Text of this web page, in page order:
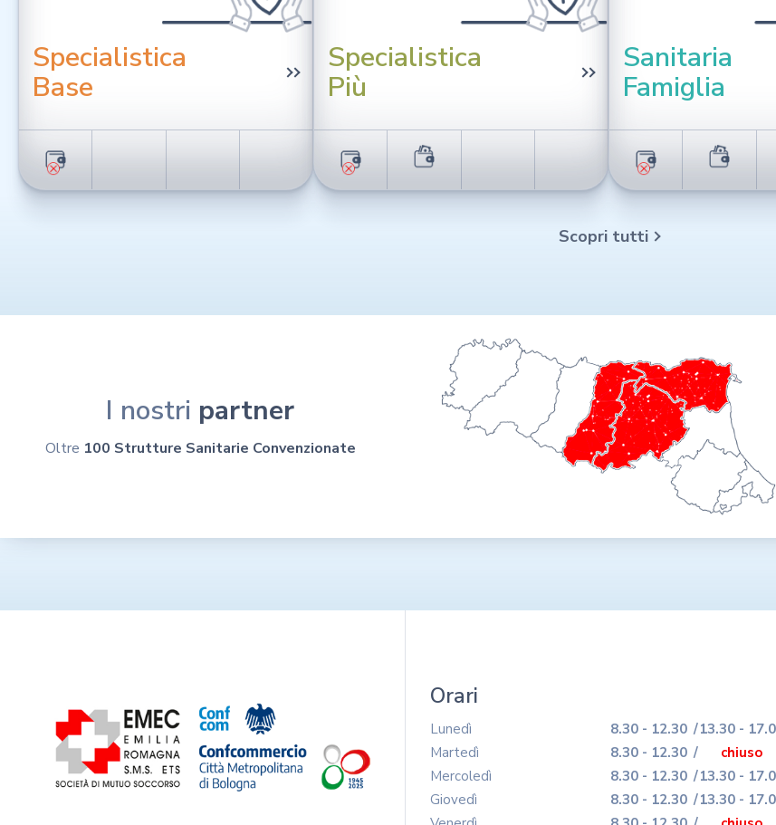
Specialistica
Base
Specialistica
Più
Sanitaria
Famiglia
Scopri tutti
I nostri partner
Oltre 100 Strutture Sanitarie Convenzionate
Orari
Lunedì 8.30 - 12.30 /13.30 -
Martedì
8.30 - 12.30 /
chiuso
Mercoledì
8.30 - 12.30 /13.30 -
Giovedì
8.30 - 12.30 /13.30 -